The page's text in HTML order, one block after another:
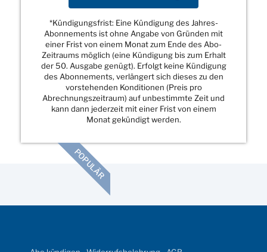
*Kündigungsfrist: Eine Kündigung des Jahres-
Abonnements ist ohne Angabe von Gründen mit
einer Frist von einem Monat zum Ende des Abo-
Zeitraums möglich (eine Kündigung bis zum Erhalt
der 50. Ausgabe genügt). Erfolgt keine Kündigung
des Abonnements, verlängert sich dieses zu den
vorstehenden Konditionen (Preis pro
Abrechnungszeitraum) auf unbestimmte Zeit und
kann dann jederzeit mit einer Frist von einem
Monat gekündigt werden.
POPULÄR